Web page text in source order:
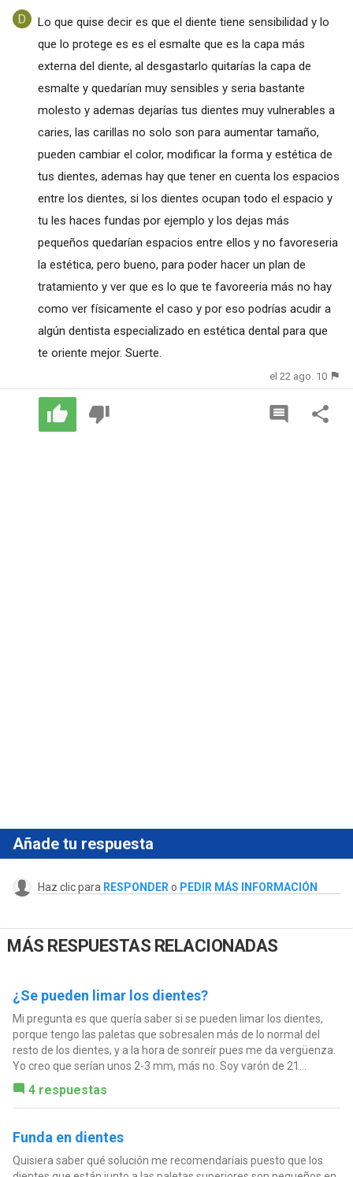
Lo que quise decir es que el diente tiene sensibilidad y lo
que lo protege es es el esmalte que es la capa más
externa del diente, al desgastarlo quitarías la capa de
esmalte y quedarían muy sensibles y seria bastante
molesto y ademas dejarías tus dientes muy vulnerables a
caries, las carillas no solo son para aumentar tamaño,
pueden cambiar el color, modificar la forma y estética de
tus dientes, ademas hay que tener en cuenta los espacios
entre los dientes, si los dientes ocupan todo el espacio y
tu les haces fundas por ejemplo y los dejas más
pequeños quedarían espacios entre ellos y no favoreseria
la estética, pero bueno, para poder hacer un plan de
tratamiento y ver que es lo que te favoreeria más no hay
como ver físicamente el caso y por eso podrías acudir a
algún dentista especializado en estética dental para que
te oriente mejor. Suerte.
el 22 ago. 10
Añade tu respuesta
Haz clic para RESPONDER o PEDIR MÁS INFORMACIÓN
MÁS RESPUESTAS RELACIONADAS
¿Se pueden limar los dientes?
Mi pregunta es que quería saber si se pueden limar los dientes,
porque tengo las paletas que sobresalen más de lo normal del
resto de los dientes, y a la hora de sonreír pues me da vergüenza.
Yo creo que serían unos 2-3 mm, más no. Soy varón de 21...
4 respuestas
Funda en dientes
Quisiera saber qué solución me recomendaríais puesto que los